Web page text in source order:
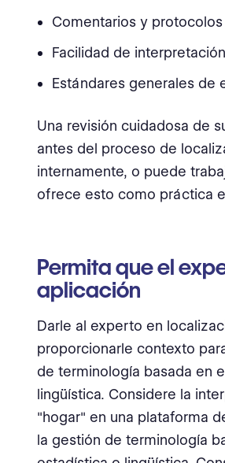
Comentarios y
Facilidad de
Estándares generales de
Una revisión cuidadosa de
antes del proceso de
internamente, o puede
ofrece esto como práctica
Permita que el
aplicación
Darle al experto en
proporcionarle contexto
de terminología basada en
lingüística. Considere la
"hogar" en una plataforma
la gestión de terminología